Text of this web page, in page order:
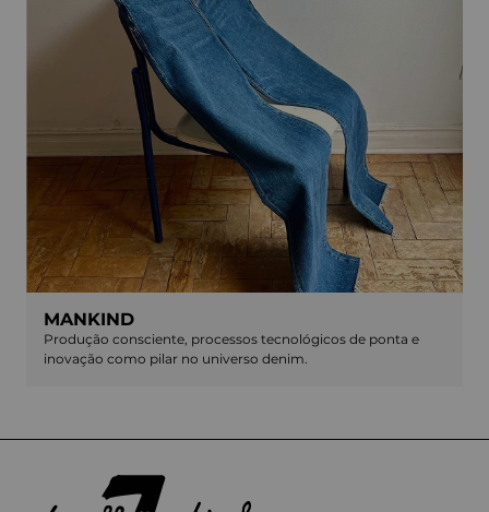
MANKIND
Produção consciente, processos tecnológicos de ponta e
inovação como pilar no universo denim.